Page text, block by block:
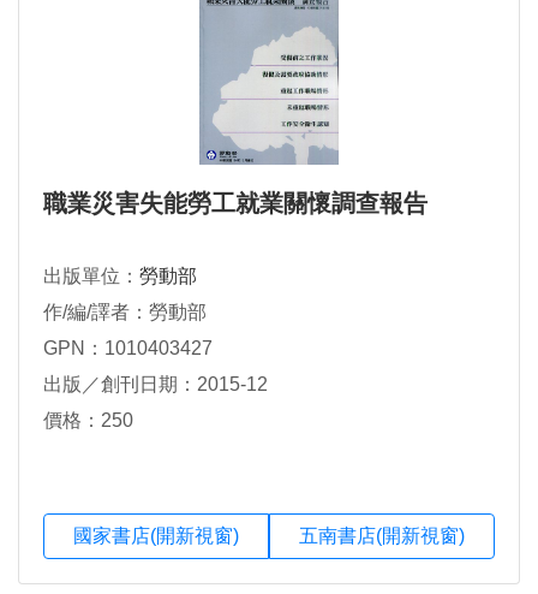
職業災害失能勞工就業關懷調查報告
出版單位： 勞動部
作/編/譯者：勞動部
GPN：1010403427
出版／創刊日期：2015-12
價格：250
國家書店(開新視窗) 五南書店(開新視窗)